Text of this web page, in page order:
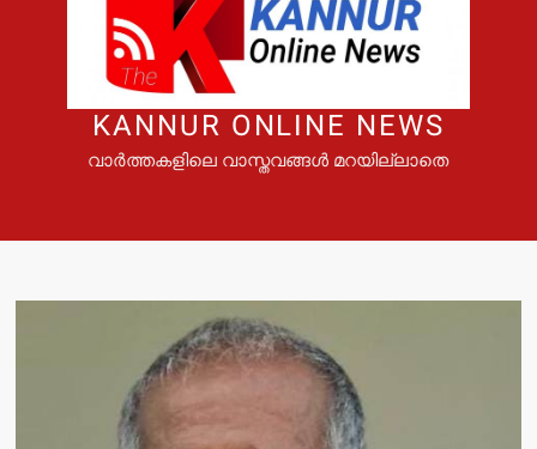
KANNUR ONLINE NEWS
വാർത്തകളിലെ വാസ്തവങ്ങൾ മറയില്ലാതെ